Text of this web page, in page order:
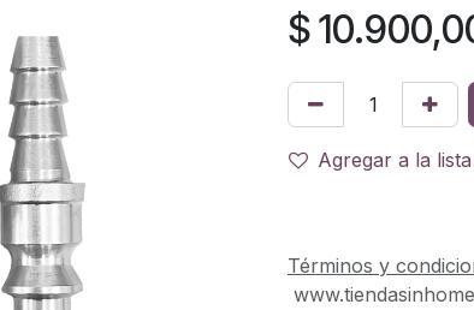
$
Agregar a la
Términos y